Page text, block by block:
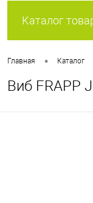
Каталог
Главная • Каталог
Виб FRAPP